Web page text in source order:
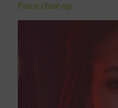
Fotos close-up